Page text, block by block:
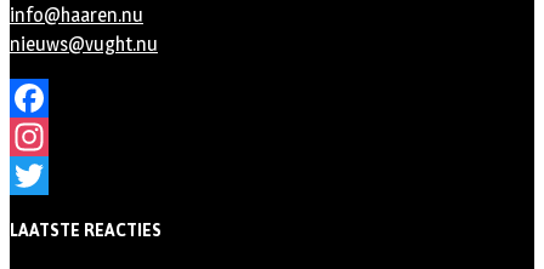
info@haaren.nu
nieuws@vught.nu
Facebook
Instagram
LAATSTE REACTIES